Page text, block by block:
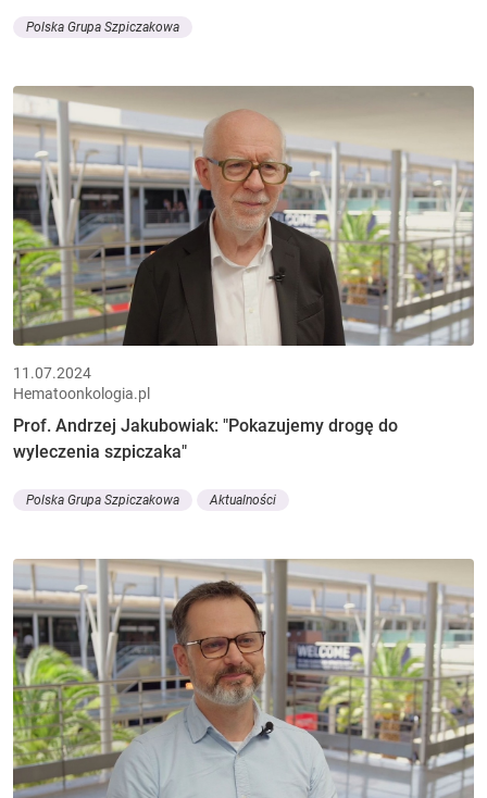
Polska Grupa Szpiczakowa
11.07.2024
Hematoonkologia.pl
Prof. Andrzej Jakubowiak: "Pokazujemy drogę do
wyleczenia szpiczaka"
Polska Grupa Szpiczakowa Aktualności